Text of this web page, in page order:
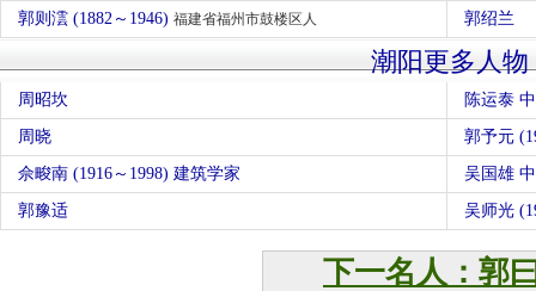
郭则澐 (1882～1946) 福建省福州市鼓楼区人 郭绍兰
潮阳更多人物
周昭坎 陈运泰
周晓 郭予元
佘畯南 (1916～1998) 建筑学家 吴国雄
郭豫适 吴师光
下一名人：郭